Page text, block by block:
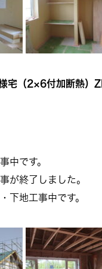
宅（2×6付加断熱）
中です。
が終了しました。
下地工事中です。